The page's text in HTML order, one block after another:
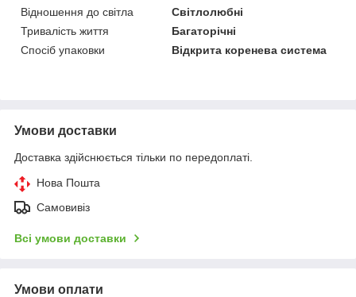
Відношення до світла
Світлолюбні
Тривалість життя
Багаторічні
Спосіб упаковки
Відкрита коренева система
Умови доставки
Доставка здійснюється тільки по передоплаті.
Нова Пошта
Самовивіз
Всі умови доставки
Умови оплати